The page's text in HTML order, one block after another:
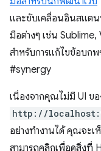
และขับเคลื่อนอินสแตน
มือต่างๆ เช่น
สำหรับการแก้ไขข้อบก
#synergy
เนื่องจากคุณไม่มี UI ขอ
http://
อย่างทำงานได้ คุณจะเ
สามารถคลิกเพื่อดูสิ่งที่